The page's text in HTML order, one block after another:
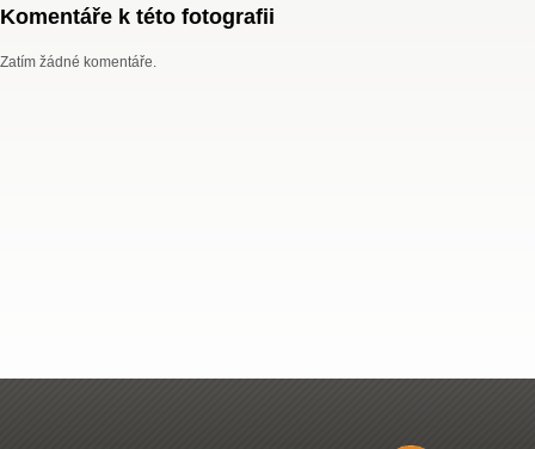
Komentáře k této fotografii
Zatím žádné komentáře.